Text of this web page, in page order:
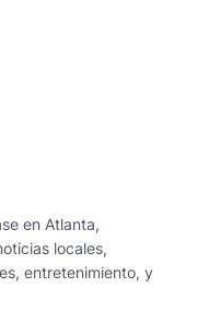
en Atlanta,
locales,
entretenimiento, y